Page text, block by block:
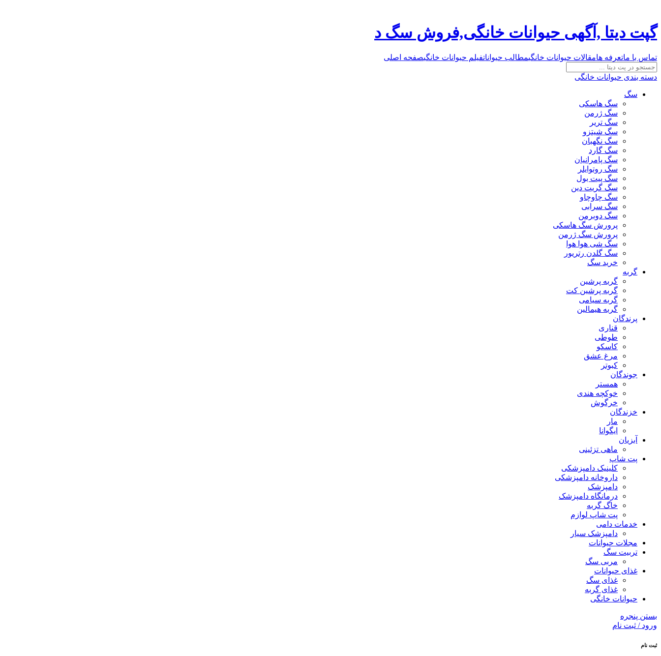
گپت دیتا ,آگهی حیوانات خانگی,فروش سگ د
تماس با ماتعرفه هامقالات حیوانات خانگیمطالب حیواناتفیلم حیوانات خانگیصفحه اصلی
دسته بندی حیوانات خانگی
سگ
سگ هاسکی
سگ ژرمن
سگ تریر
سگ شیتزو
سگ نگهبان
سگ گارد
سگ پامرانیان
سگ روتوایلر
سگ پیت بول
سگ گریت دین
سگ چاوچاو
سگ سرابی
سگ دوبرمن
پرورش سگ هاسکی
پرورش سگ ژرمن
سگ شی هوا هوا
سگ گلدن رتریور
خرید سگ
گربه
گربه پرشین
گربه پرشین کت
گربه سیامی
گربه هیمالین
پرندگان
قناری
طوطی
کاسکو
مرغ عشق
کبوتر
جوندگان
همستر
خوکچه هندی
خرگوش
خزندگان
مار
ایگوانا
آبزیان
ماهی تزئینی
پت شاپ
کلینیک دامپزشکی
داروخانه دامپزشکی
دامپزشک
درمانگاه دامپزشک
خاگ گربه
پت شاپ لوازم
خدمات دامی
دامپزشک سیار
مجلات حیوانات
تربیت سگ
مربی سگ
غذای حیوانات
غذای سگ
غذای گربه
حیوانات خانگی
بستن پنجره
ورود / ثبت نام
ثبت نام